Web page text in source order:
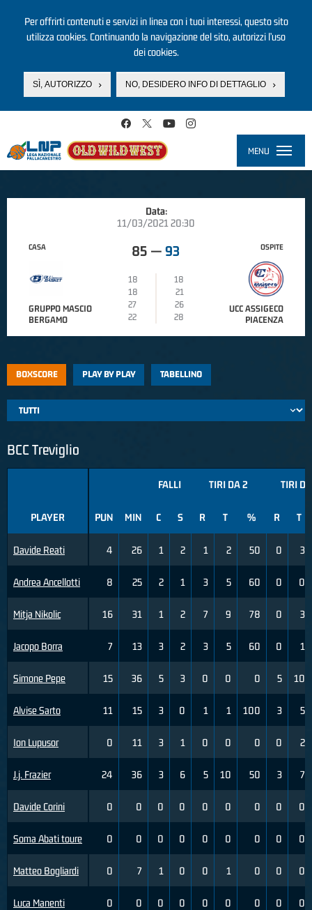
Per offrirti contenuti e servizi in linea con i tuoi interessi, questo sito
utilizza cookies. Continuando la navigazione del sito, autorizzi l’uso
dei cookies.
SÌ, AUTORIZZO NO, DESIDERO INFO DI DETTAGLIO
MENU
Data:
11/03/2021 20:30
CASA
GRUPPO MASCIO
BERGAMO
85 — 93
18
18
18
21
27
26
22
28
OSPITE
UCC ASSIGECO
PIACENZA
BOXSCORE PLAY BY PLAY TABELLINO
BCC Treviglio
PLAYER
Davide Reati
Andrea Ancellotti
Mitja Nikolic
Jacopo Borra
Simone Pepe
Alvise Sarto
Ion Lupusor
J.j. Frazier
Davide Corini
Soma Abati toure
Matteo Bogliardi
Luca Manenti
FALLI TIRI DA 2 TIRI
PUN MIN C S R T % R T
4 26 1 2 1 2 50 0 3
8 25 2 1 3 5 60 0 0
16 31 1 2 7 9 78 0 3
7 13 3 2 3 5 60 0 1
15 36 5 3 0 0 0 5 10
11 15 3 0 1 1 100 3 5
0 11 3 1 0 0 0 0 2
24 36 3 6 5 10 50 3 7
0 0 0 0 0 0 0 0 0
0 0 0 0 0 0 0 0 0
0 7 1 0 0 1 0 0 0
0 0 0 0 0 0 0 0 0